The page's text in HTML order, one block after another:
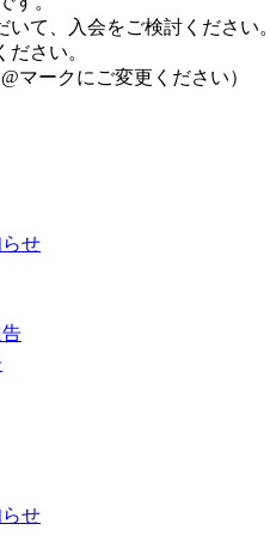
て、入会をご検討ください。
さい。
マークにご変更ください）
せ
せ